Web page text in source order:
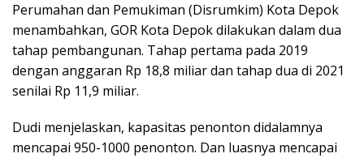
Perumahan dan Pemukiman (Disrumkim) Kota Depok
menambahkan, GOR Kota Depok dilakukan dalam dua
tahap pembangunan. Tahap pertama pada 2019
dengan anggaran Rp 18,8 miliar dan tahap dua di 2021
senilai Rp 11,9 miliar.
Dudi menjelaskan, kapasitas penonton didalamnya
mencapai 950-1000 penonton. Dan luasnya mencapai